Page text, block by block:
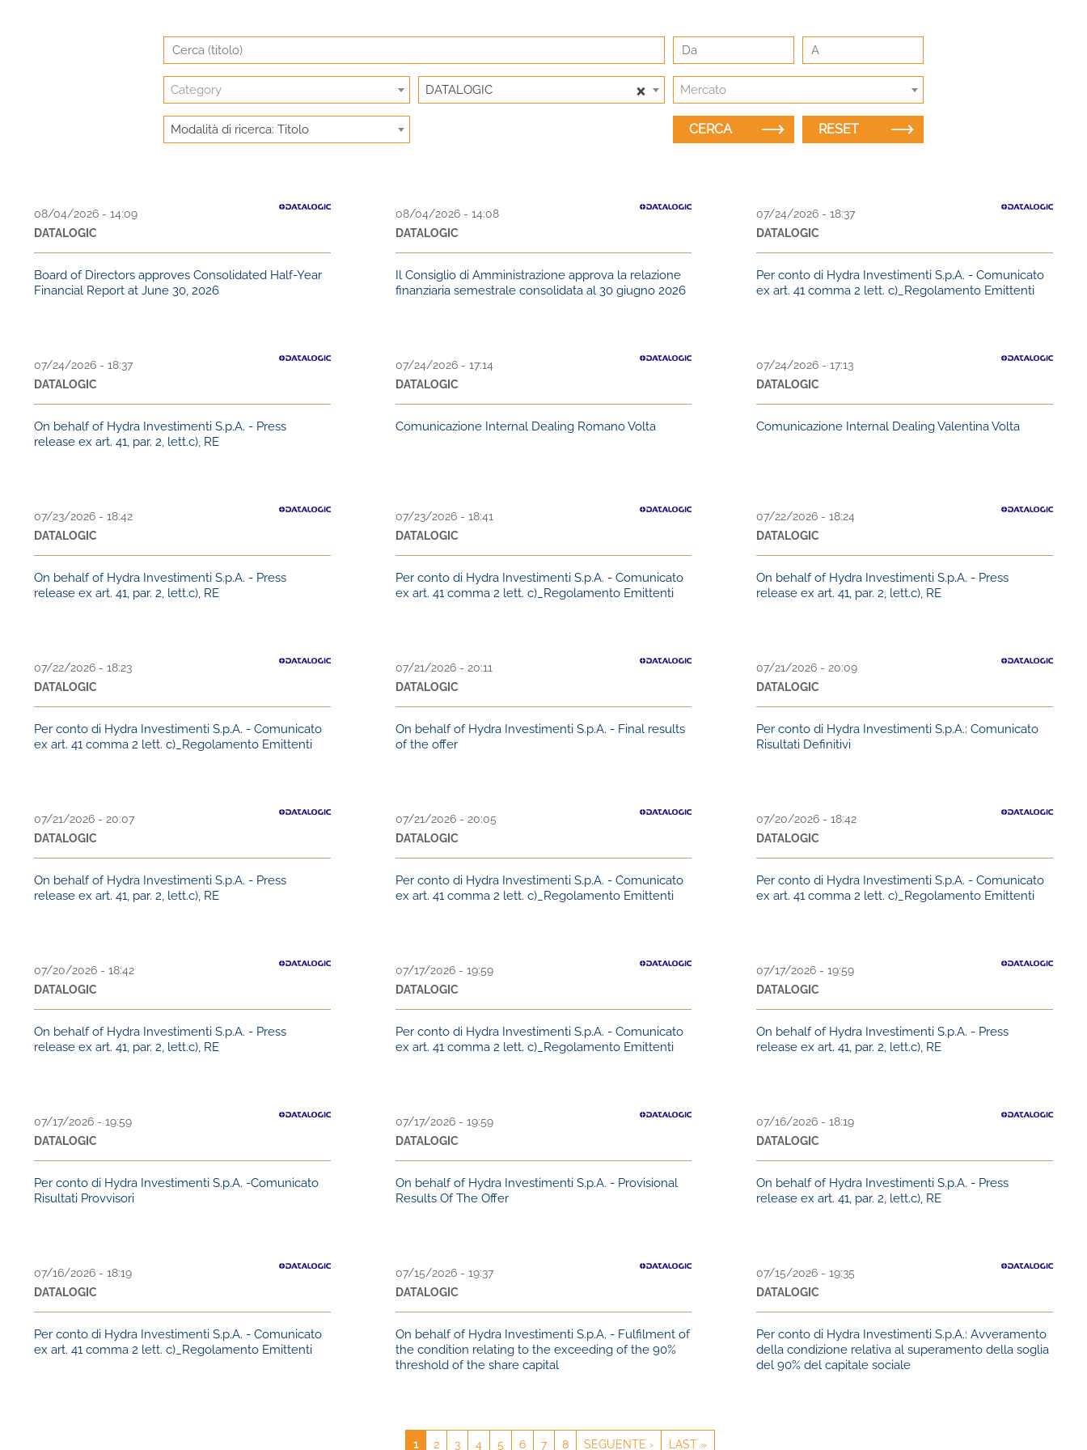
Category ×
DATALOGIC Mercato
Modalità di ricerca: Titolo
08/04/2026 - 14:09
DATALOGIC
Board of Directors approves Consolidated Half-Year
Financial Report at June 30, 2026
08/04/2026 - 14:08
DATALOGIC
Il Consiglio di Amministrazione approva la relazione
finanziaria semestrale consolidata al 30 giugno 2026
07/24/2026 - 18:37
DATALOGIC
Per conto di Hydra Investimenti S.p.A. - Comunicato
ex art. 41 comma 2 lett. c)_Regolamento Emittenti
07/24/2026 - 18:37
DATALOGIC
On behalf of Hydra Investimenti S.p.A. - Press
release ex art. 41, par. 2, lett.c), RE
07/24/2026 - 17:14
DATALOGIC
Comunicazione Internal Dealing Romano Volta
07/24/2026 - 17:13
DATALOGIC
Comunicazione Internal Dealing Valentina Volta
07/23/2026 - 18:42
DATALOGIC
On behalf of Hydra Investimenti S.p.A. - Press
release ex art. 41, par. 2, lett.c), RE
07/23/2026 - 18:41
DATALOGIC
Per conto di Hydra Investimenti S.p.A. - Comunicato
ex art. 41 comma 2 lett. c)_Regolamento Emittenti
07/22/2026 - 18:24
DATALOGIC
On behalf of Hydra Investimenti S.p.A. - Press
release ex art. 41, par. 2, lett.c), RE
07/22/2026 - 18:23
DATALOGIC
Per conto di Hydra Investimenti S.p.A. - Comunicato
ex art. 41 comma 2 lett. c)_Regolamento Emittenti
07/21/2026 - 20:11
DATALOGIC
On behalf of Hydra Investimenti S.p.A. - Final results
of the offer
07/21/2026 - 20:09
DATALOGIC
Per conto di Hydra Investimenti S.p.A.: Comunicato
Risultati Definitivi
07/21/2026 - 20:07
DATALOGIC
On behalf of Hydra Investimenti S.p.A. - Press
release ex art. 41, par. 2, lett.c), RE
07/21/2026 - 20:05
DATALOGIC
Per conto di Hydra Investimenti S.p.A. - Comunicato
ex art. 41 comma 2 lett. c)_Regolamento Emittenti
07/20/2026 - 18:42
DATALOGIC
Per conto di Hydra Investimenti S.p.A. - Comunicato
ex art. 41 comma 2 lett. c)_Regolamento Emittenti
07/20/2026 - 18:42
DATALOGIC
On behalf of Hydra Investimenti S.p.A. - Press
release ex art. 41, par. 2, lett.c), RE
07/17/2026 - 19:59
DATALOGIC
Per conto di Hydra Investimenti S.p.A. - Comunicato
ex art. 41 comma 2 lett. c)_Regolamento Emittenti
07/17/2026 - 19:59
DATALOGIC
On behalf of Hydra Investimenti S.p.A. - Press
release ex art. 41, par. 2, lett.c), RE
07/17/2026 - 19:59
DATALOGIC
Per conto di Hydra Investimenti S.p.A. -Comunicato
Risultati Provvisori
07/17/2026 - 19:59
DATALOGIC
On behalf of Hydra Investimenti S.p.A. - Provisional
Results Of The Offer
07/16/2026 - 18:19
DATALOGIC
On behalf of Hydra Investimenti S.p.A. - Press
release ex art. 41, par. 2, lett.c), RE
07/16/2026 - 18:19
DATALOGIC
Per conto di Hydra Investimenti S.p.A. - Comunicato
ex art. 41 comma 2 lett. c)_Regolamento Emittenti
07/15/2026 - 19:37
DATALOGIC
On behalf of Hydra Investimenti S.p.A. - Fulfilment of
the condition relating to the exceeding of the 90%
threshold of the share capital
07/15/2026 - 19:35
DATALOGIC
Per conto di Hydra Investimenti S.p.A.: Avveramento
della condizione relativa al superamento della soglia
del 90% del capitale sociale
CURRENT
1 PAGE
2 PAGE
3 PAGE
4 PAGE
5 PAGE
6 PAGE
7 PAGE
8 NEXT
SEGUENTE › LAST
LAST »